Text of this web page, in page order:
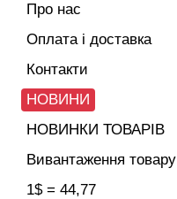
Про нас
Оплата і доставка
Контакти
НОВИНИ
НОВИНКИ ТОВАРІВ
Вивантаження товару
1$ = 44,77